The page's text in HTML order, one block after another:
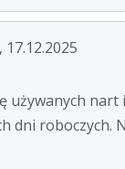
używanych nart
dni roboczych.